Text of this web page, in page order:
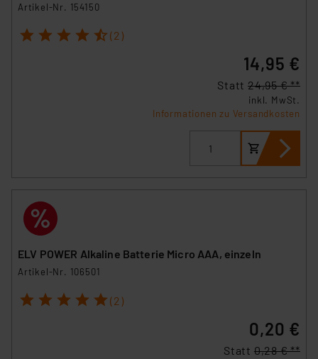
Artikel-Nr. 154150
1 2 3 4 5 (2)
14,95 €
Statt 24,95 € **
inkl. MwSt.
Informationen zu Versandkosten
ELV POWER Alkaline Batterie Micro AAA, einzeln
Artikel-Nr. 106501
1 2 3 4 5 (2)
0,20 €
Statt 0,28 € **